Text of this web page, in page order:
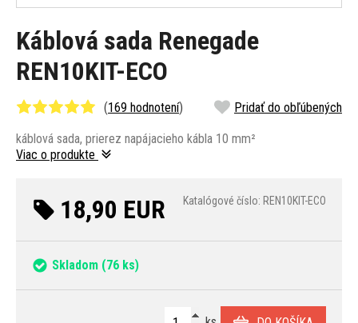
Káblová sada Renegade
REN10KIT-ECO
(169 hodnotení) Pridať do obľúbených
káblová sada, prierez napájacieho kábla 10 mm²
Viac o produkte
18,90 EUR Katalógové číslo: REN10KIT-ECO
Skladom (76 ks)